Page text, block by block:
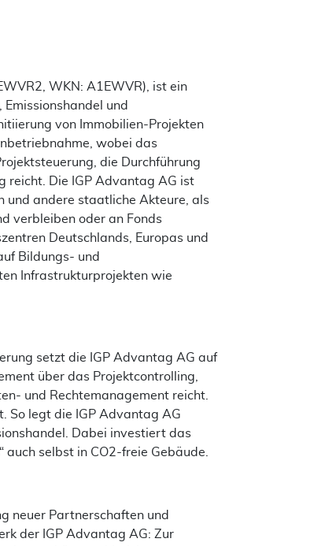
WKN: A1EWVR), ist ein
und
von Immobilien-Projekten
wobei das
die Durchführung
reicht. Die IGP Advantag AG ist
und andere staatliche Akteure, als
verbleiben oder an Fonds
Deutschlands, Europas und
Bildungs- und
Infrastrukturprojekten wie
setzt die IGP Advantag AG auf
über das Projektcontrolling,
und Rechtemanagement reicht.
So legt die IGP Advantag AG
Dabei investiert das
selbst in CO2-freie Gebäude.
neuer Partnerschaften und
der IGP Advantag AG: Zur